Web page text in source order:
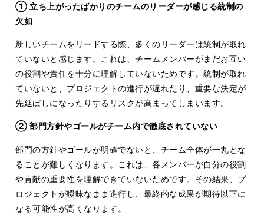
① 立ち上がったばかりのチームのリーダーが感じる統制の
欠如
新しいチームをリードする際、多くのリーダーは統制が取れ
ていないと感じます。これは、チームメンバーがまだお互い
の役割や責任を十分に理解していないためです。統制が取れ
ていないと、プロジェクトの進行が遅れたり、重要な決定が
先延ばしになったりするリスクが高まってしまいます。
② 部門方針やゴールがチーム内で徹底されていない
部門の方針やゴールが明確でないと、チーム全体が一丸とな
ることが難しくなります。これは、各メンバーが自分の役割
や貢献の重要性を理解できていないためです。その結果、プ
ロジェクトが曖昧なまま進行し、最終的な成果が期待以下に
なる可能性が高くなります。